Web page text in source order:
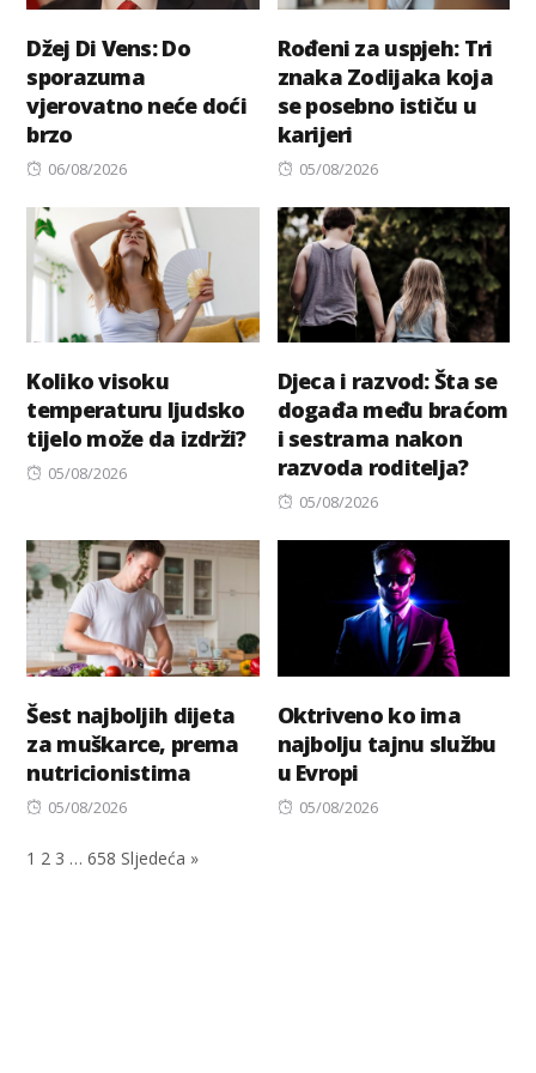
Džej Di Vens: Do
sporazuma
vjerovatno neće doći
brzo
Posted
06/08/2026
Rođeni za uspjeh: Tri
znaka Zodijaka koja
se posebno ističu u
karijeri
Posted
05/08/2026
Koliko visoku
temperaturu ljudsko
tijelo može da izdrži?
Posted
05/08/2026
Djeca i razvod: Šta se
događa među braćom
i sestrama nakon
razvoda roditelja?
Posted
05/08/2026
Šest najboljih dijeta
za muškarce, prema
nutricionistima
Posted
05/08/2026
Oktriveno ko ima
najbolju tajnu službu
u Evropi
Posted
05/08/2026
1 2 3 … 658 Sljedeća »